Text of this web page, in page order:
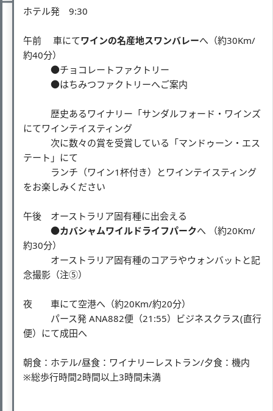
ホテル発 9:30
午前 車にてワインの名産地スワンバレーへ（約30Km/
約40分）
●チョコレートファクトリー
●はちみつファクトリーへご案内
歴史あるワイナリー「サンダルフォード・ワインズ
にてワインテイスティング
次に数々の賞を受賞している「マンドゥーン・エス
テート」にて
ランチ（ワイン1杯付き）とワインテイスティング
をお楽しみください
午後 オーストラリア固有種に出会える
●カバシャムワイルドライフパークへ （約20Km/
約30分）
オーストラリア固有種のコアラやウォンバットと記
念撮影（注⑤）
夜 車にて空港へ（約20Km/約20分）
パース発 ANA882便（21:55）ビジネスクラス(直行
便）にて成田へ
朝食：ホテル/昼食：ワイナリーレストラン/夕食：機内
※総歩行時間2時間以上3時間未満